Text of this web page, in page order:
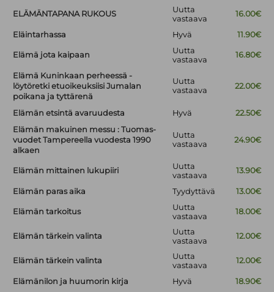
ELÄMÄNTAPANA RUKOUS
Uutta
vastaava
16.00€
Eläintarhassa Hyvä 11.90€
Elämä jota kaipaan
Uutta
vastaava
16.80€
Elämä Kuninkaan perheessä -
löytöretki etuoikeuksiisi Jumalan
poikana ja tyttärenä
Uutta
vastaava
22.00€
Elämän etsintä avaruudesta Hyvä
22.50€
Elämän makuinen messu : Tuomas-
vuodet Tampereella vuodesta 1990
alkaen
Uutta
vastaava
24.90€
Elämän mittainen lukupiiri
Uutta
vastaava
13.90€
Elämän paras aika Tyydyttävä 13.00€
Elämän tarkoitus
Uutta
vastaava
18.00€
Elämän tärkein valinta
Uutta
vastaava
12.00€
Elämän tärkein valinta
Uutta
vastaava
12.00€
Elämänilon ja huumorin kirja Hyvä 18.90€